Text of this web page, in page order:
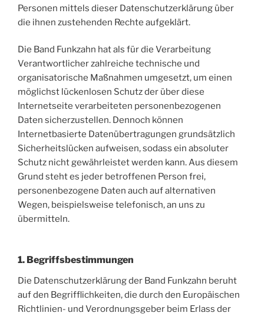
Personen mittels dieser Datenschutzerklärung über
die ihnen zustehenden Rechte aufgeklärt.
Die Band Funkzahn hat als für die Verarbeitung
Verantwortlicher zahlreiche technische und
organisatorische Maßnahmen umgesetzt, um einen
möglichst lückenlosen Schutz der über diese
Internetseite verarbeiteten personenbezogenen
Daten sicherzustellen. Dennoch können
Internetbasierte Datenübertragungen grundsätzlich
Sicherheitslücken aufweisen, sodass ein absoluter
Schutz nicht gewährleistet werden kann. Aus diesem
Grund steht es jeder betroffenen Person frei,
personenbezogene Daten auch auf alternativen
Wegen, beispielsweise telefonisch, an uns zu
übermitteln.
1. Begriffsbestimmungen
Die Datenschutzerklärung der Band Funkzahn beruht
auf den Begrifflichkeiten, die durch den Europäischen
Richtlinien- und Verordnungsgeber beim Erlass der